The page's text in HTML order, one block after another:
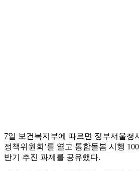
7일 보건복지부에 따르면 정부서울청
정책위원회’를 열고 통합돌봄 시행
반기 추진 과제를 공유했다.